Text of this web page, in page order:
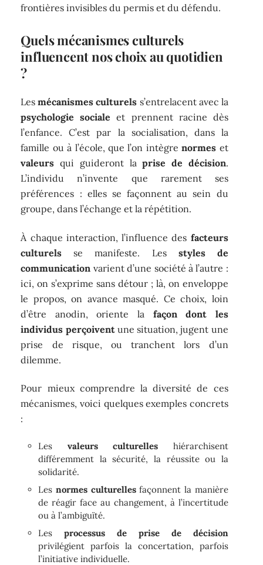
frontières invisibles du permis et du défendu.
Quels mécanismes culturels
influencent nos choix au quotidien
?
Lesmécanismes culturels s’entrelacent avec la
psychologie sociale et prennent racine dès
l’enfance. C’est par la socialisation, dans la
famille ou à l’école, que l’on intègrenormes et
valeurs qui guideront laprise de décision.
L’individu n’invente que rarement ses
préférences : elles se façonnent au sein du
groupe, dans l’échange et la répétition.
À chaque interaction, l’influence des facteurs
culturels se manifeste. Les styles de
communication varient d’une société à l’autre :
ici, on s’exprime sans détour ; là, on enveloppe
le propos, on avance masqué. Ce choix, loin
d’être anodin, oriente la façon dont les
individus perçoiventune situation, jugent une
prise de risque, ou tranchent lors d’un
dilemme.
Pour mieux comprendre la diversité de ces
mécanismes, voici quelques exemples concrets
:
Les valeurs culturelles hiérarchisent
différemment la sécurité, la réussite ou la
solidarité.
Lesnormes culturellesfaçonnent la manière
de réagir face au changement, à l’incertitude
ou à l’ambiguïté.
Lesprocessus de prise de décision
privilégient parfois la concertation, parfois
l’initiative individuelle.